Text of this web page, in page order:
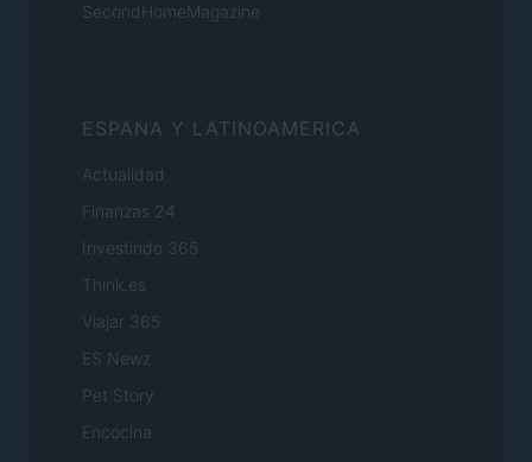
SecondHomeMagazine
ESPANA Y LATINOAMERICA
Actualidad
Finanzas 24
Investindo 365
Think.es
Viajar 365
ES Newz
Pet Story
Encocina